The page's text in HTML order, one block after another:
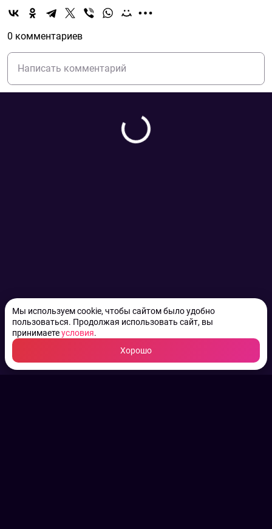
Мы используем cookie, чтобы сайтом было удобно
пользоваться. Продолжая использовать сайт, вы
принимаетеусловия.
Хорошо
0 комментариев